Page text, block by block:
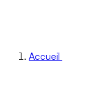
Accueil